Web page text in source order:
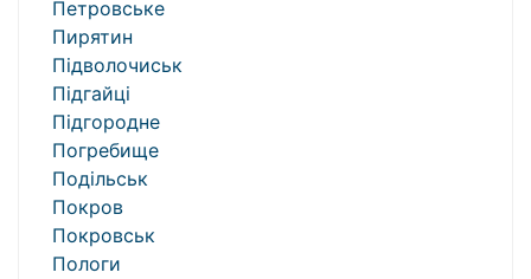
Петровське
Пирятин
Підволочиськ
Підгайці
Підгородне
Погребище
Подільськ
Покров
Покровськ
Пологи